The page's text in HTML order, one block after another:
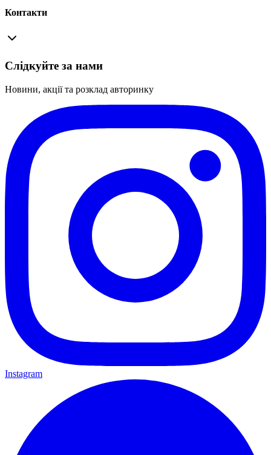
Контакти
Слідкуйте за нами
Новини, акції та розклад авторинку
Instagram